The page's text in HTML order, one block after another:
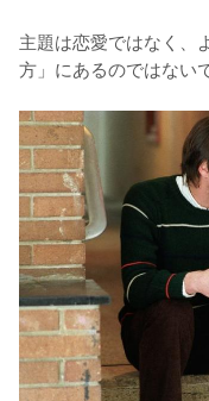
主題は恋愛ではなく、
方」にあるのではない